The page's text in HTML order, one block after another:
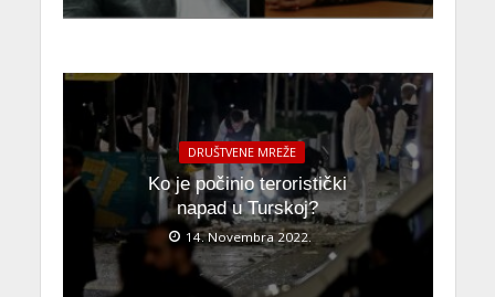
DRUŠTVENE MREŽE
Ko je počinio teroristički
napad u Turskoj?
14. Novembra 2022.